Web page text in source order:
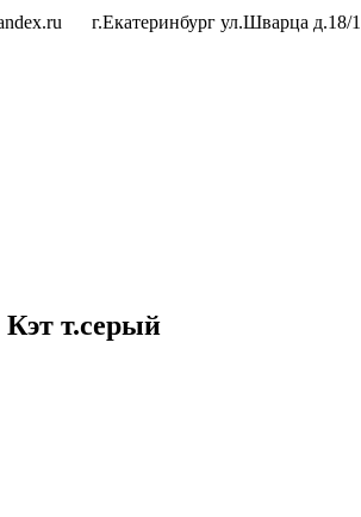
г.Екатеринбург ул.Шварца д.18/1
т.серый